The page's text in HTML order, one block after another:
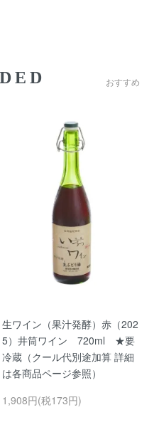
おすすめ
生ワイン（果汁発酵）赤（202
5）井筒ワイン 720ml ★要
冷蔵（クール代別途加算 詳細
は各商品ページ参照）
1,908円(税173円)